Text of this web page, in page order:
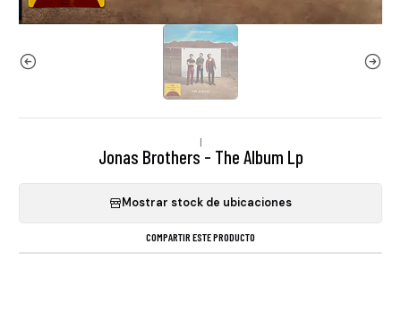
|
Jonas Brothers - The Album Lp
Mostrar stock de ubicaciones
COMPARTIR ESTE PRODUCTO